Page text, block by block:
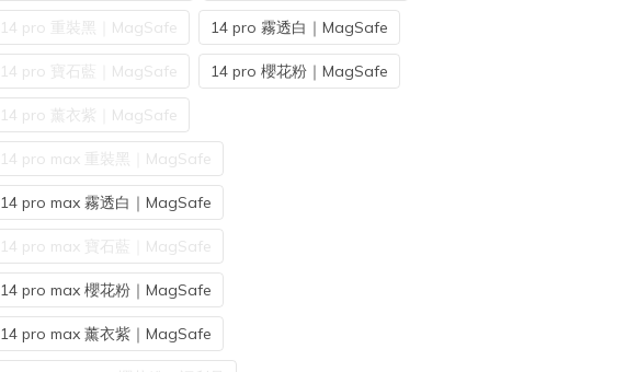
14 pro 重裝黑｜MagSafe 14 pro 霧透白｜MagSafe
14 pro 寶石藍｜MagSafe 14 pro 櫻花粉｜MagSafe
14 pro 薰衣紫｜MagSafe
14 pro max 重裝黑｜MagSafe
14 pro max 霧透白｜MagSafe
14 pro max 寶石藍｜MagSafe
14 pro max 櫻花粉｜MagSafe
14 pro max 薰衣紫｜MagSafe